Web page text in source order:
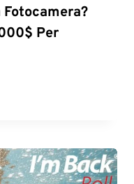
Fotocamera?
Per